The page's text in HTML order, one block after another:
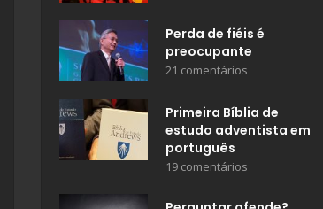
Perda de fiéis é
preocupante
21 comentários
Primeira Bíblia de
estudo adventista em
português
19 comentários